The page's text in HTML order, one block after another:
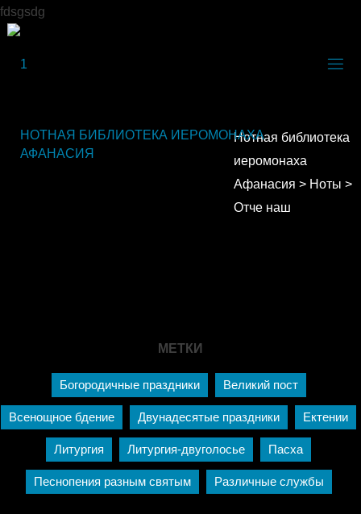
fdsgsdg
НОТНАЯ БИБЛИОТЕКА ИЕРОМОНАХА
АФАНАСИЯ
Нотная библиотека
иеромонаха
Афанасия > Ноты >
Отче наш
МЕТКИ
Богородичные праздники Великий пост
Всенощное бдение Двунадесятые праздники Ектении
Литургия Литургия-двуголосье Пасха
Песнопения разным святым Различные службы